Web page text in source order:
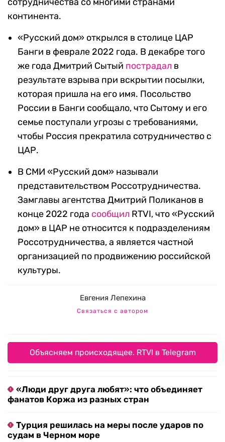
континента.
«Русский дом» открылся в столице ЦАР
Банги в феврале 2022 года. В декабре того
же года Дмитрий Сытый пострадал в
результате взрыва при вскрытии посылки,
которая пришла на его имя. Посольство
России в Банги сообщало, что Сытому и его
семье поступали угрозы с требованиями,
чтобы Россия прекратила сотрудничество с
ЦАР.
В СМИ «Русский дом» называли
представительством Россотрудничества.
Замглавы агентства Дмитрий Поликанов в
конце 2022 года сообщил RTVI, что «Русский
дом» в ЦАР не относится к подразделениям
Россотрудничества, а является частной
организацией по продвижению российской
культуры.
Евгения Лепехина
Связаться с автором
Объясняем происходящее. RTVI в Telegram
«Люди друг друга любят»: что объединяет
фанатов Коржа из разных стран
Турция решилась на меры после ударов по
судам в Черном море